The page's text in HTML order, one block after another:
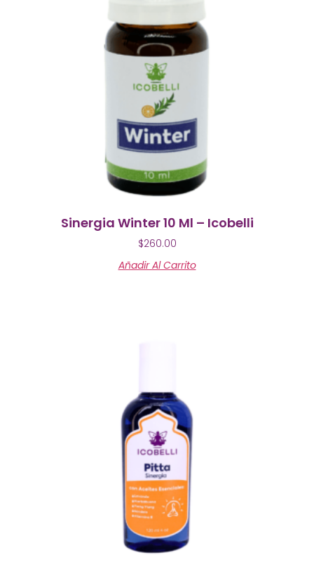
Sinergia Winter 10 Ml – Icobelli
$260.00
Añadir Al Carrito